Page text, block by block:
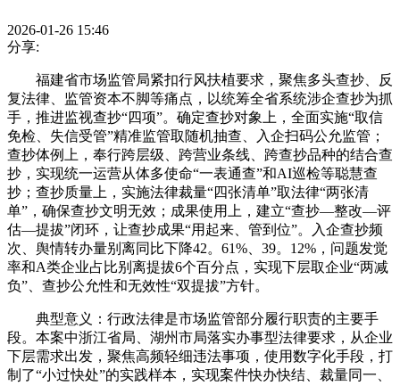
2026-01-26 15:46
分享:
福建省市场监管局紧扣行风扶植要求，聚焦多头查抄、反
复法律、监管资本不脚等痛点，以统筹全省系统涉企查抄为抓
手，推进监视查抄“四项”。确定查抄对象上，全面实施“取信
免检、失信受管”精准监管取随机抽查、入企扫码公允监管；
查抄体例上，奉行跨层级、跨营业条线、跨查抄品种的结合查
抄，实现统一运营从体多使命“一表通查”和AI巡检等聪慧查
抄；查抄质量上，实施法律裁量“四张清单”取法律“两张清
单”，确保查抄文明无效；成果使用上，建立“查抄—整改—评
估—提拔”闭环，让查抄成果“用起来、管到位”。入企查抄频
次、舆情转办量别离同比下降42。61%、39。12%，问题发觉
率和A类企业占比别离提拔6个百分点，实现下层取企业“两减
负”、查抄公允性和无效性“双提拔”方针。
典型意义：行政法律是市场监管部分履行职责的主要手
段。本案中浙江省局、湖州市局落实办事型法律要求，从企业
下层需求出发，聚焦高频轻细违法事项，使用数字化手段，打
制了“小过快处”的实践样本，实现案件快办快结、裁量同一、